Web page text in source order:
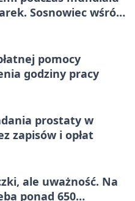
Sosnowiec wśród
pomocy
godziny pracy
prostaty w
zapisów i opłat
ale uważność. Na
ponad 650